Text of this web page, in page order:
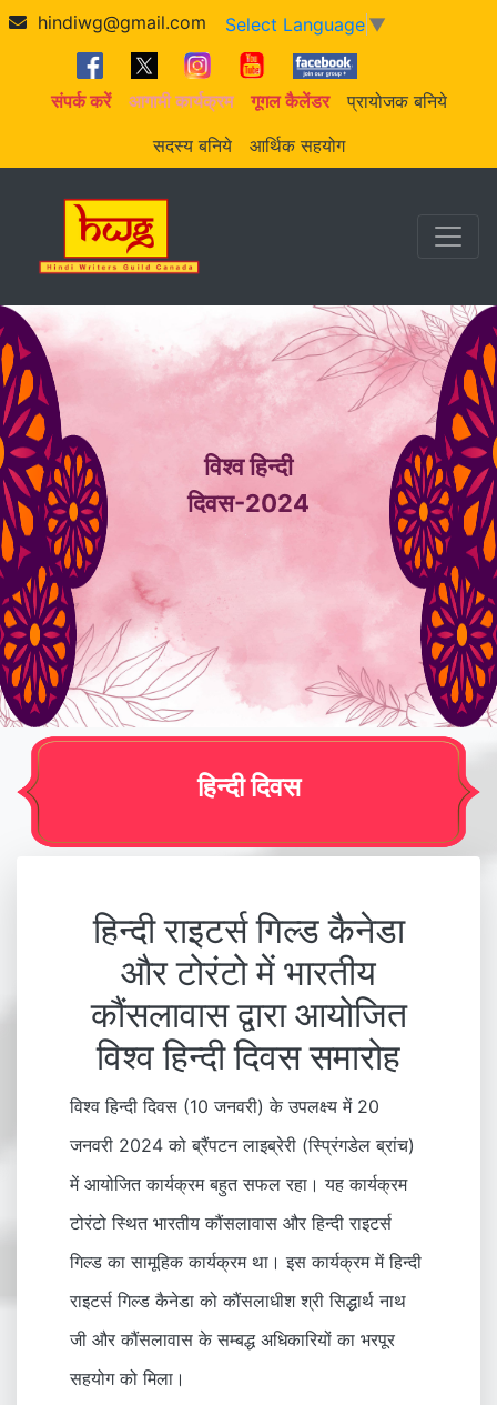
hindiwg@gmail.com Select Language ▼
संपर्क करें आगामी कार्यक्रम गूगल कैलेंडर
प्रायोजक बनिये
सदस्य बनिये
आर्थिक सहयोग
विश्व हिन्दी
दिवस-2024
हिन्दी दिवस
हिन्दी राइटर्स गिल्ड कैनेडा
और टोरंटो में भारतीय
कौंसलावास द्वारा आयोजित
विश्व हिन्दी दिवस समारोह
विश्व हिन्दी दिवस (10 जनवरी) के उपलक्ष्य में 20
जनवरी 2024 को ब्रैंपटन लाइब्रेरी (स्प्रिंगडेल ब्रांच)
में आयोजित कार्यक्रम बहुत सफल रहा। यह कार्यक्रम
टोरंटो स्थित भारतीय कौंसलावास और हिन्दी राइटर्स
गिल्ड का सामूहिक कार्यक्रम था। इस कार्यक्रम में हिन्दी
राइटर्स गिल्ड कैनेडा को कौंसलाधीश श्री सिद्धार्थ नाथ
जी और कौंसलावास के सम्बद्ध अधिकारियों का भरपूर
सहयोग को मिला।